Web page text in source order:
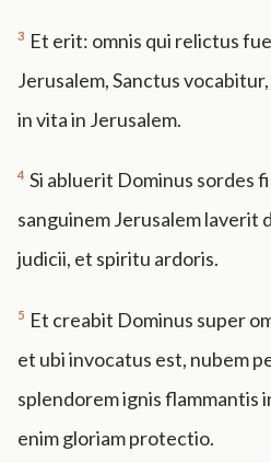
3 Et erit: omnis qui relictus
Jerusalem, Sanctus
in vita in Jerusalem.
4 Si abluerit Dominus sordes
sanguinem Jerusalem laverit
judicii, et spiritu ardoris.
5 Et creabit Dominus super
et ubi invocatus est, nubem
splendorem ignis flammantis
enim gloriam protectio.